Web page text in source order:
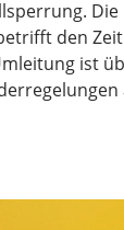
den
ist